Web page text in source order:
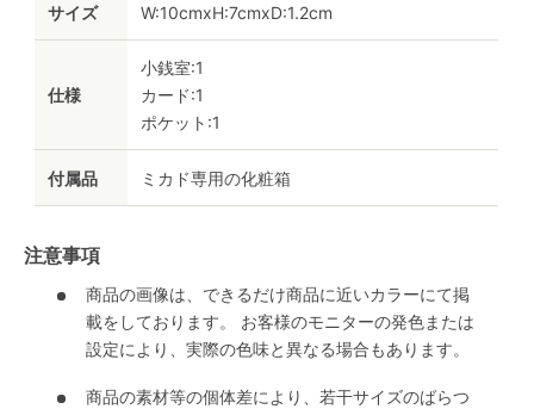
サイズ W:10cmxH:7cmxD:1.2cm
仕様
小銭室:1
カード:1
ポケット:1
付属品 ミカド専用の化粧箱
注意事項
商品の画像は、できるだけ商品に近いカラーにて掲
載をしております。 お客様のモニターの発色または
設定により、実際の色味と異なる場合もあります。
商品の素材等の個体差により、若干サイズのばらつ